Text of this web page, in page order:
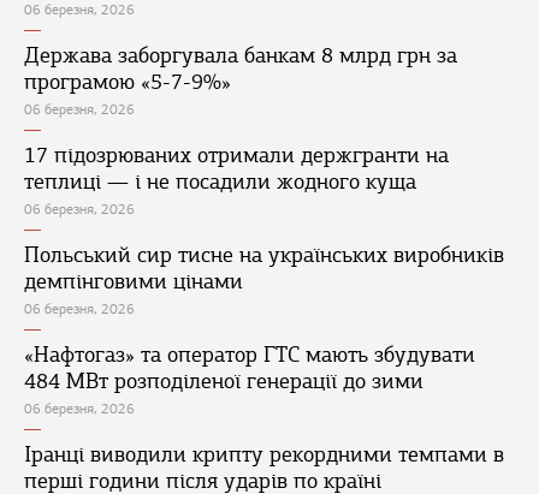
06 березня, 2026
Держава заборгувала банкам 8 млрд грн за
програмою «5-7-9%»
06 березня, 2026
17 підозрюваних отримали держгранти на
теплиці — і не посадили жодного куща
06 березня, 2026
Польський сир тисне на українських виробників
демпінговими цінами
06 березня, 2026
«Нафтогаз» та оператор ГТС мають збудувати
484 МВт розподіленої генерації до зими
06 березня, 2026
Іранці виводили крипту рекордними темпами в
перші години після ударів по країні